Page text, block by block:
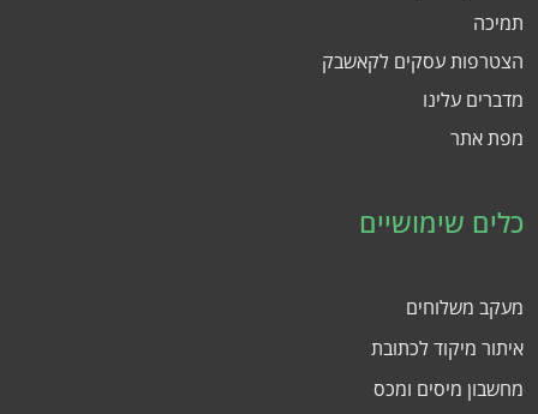
תמיכה
הצטרפות עסקים לקאשבק
מדברים עלינו
מפת אתר
כלים שימושיים
מעקב משלוחים
איתור מיקוד לכתובת
מחשבון מיסים ומכס